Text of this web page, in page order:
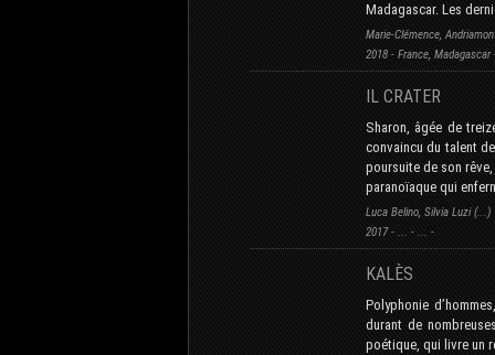
Madagascar. Les
Marie-Clémence,
2018 - France, Madagascar
IL CRATER
Sharon, âgée de
convaincu du talent
poursuite de son
paranoïaque qui
Luca Belino, Silvia Luzi (...)
2017 - ... - ... -
KALÈS
Polyphonie
durant de
poétique, qui livre un